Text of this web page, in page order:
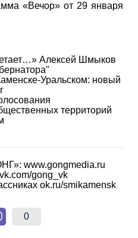
«Вечор» от 29 января
Алексей Шмыков
Уральском: новый
территорий
www.gongmedia.ru
gong_vk
ok.ru/smikamensk
0